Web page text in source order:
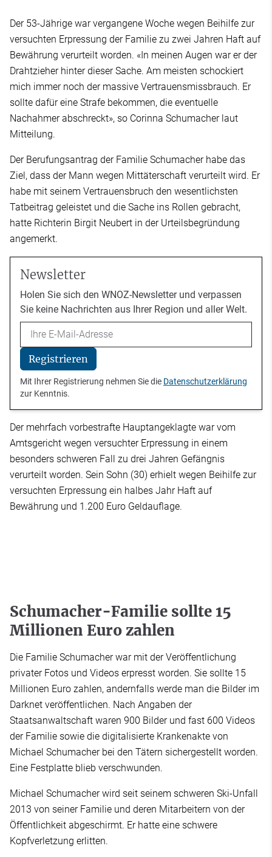
Der 53-Jährige war vergangene Woche wegen Beihilfe zur
versuchten Erpressung der Familie zu zwei Jahren Haft auf
Bewährung verurteilt worden. «In meinen Augen war er der
Drahtzieher hinter dieser Sache. Am meisten schockiert
mich immer noch der massive Vertrauensmissbrauch. Er
sollte dafür eine Strafe bekommen, die eventuelle
Nachahmer abschreckt», so Corinna Schumacher laut
Mitteilung.
Der Berufungsantrag der Familie Schumacher habe das
Ziel, dass der Mann wegen Mittäterschaft verurteilt wird. Er
habe mit seinem Vertrauensbruch den wesentlichsten
Tatbeitrag geleistet und die Sache ins Rollen gebracht,
hatte Richterin Birgit Neubert in der Urteilsbegründung
angemerkt.
Newsletter
Holen Sie sich den WNOZ-Newsletter und verpassen
Sie keine Nachrichten aus Ihrer Region und aller Welt.
Email
Registrieren
Mit Ihrer Registrierung nehmen Sie die Datenschutzerklärung
zur Kenntnis.
Der mehrfach vorbestrafte Hauptangeklagte war vom
Amtsgericht wegen versuchter Erpressung in einem
besonders schweren Fall zu drei Jahren Gefängnis
verurteilt worden. Sein Sohn (30) erhielt wegen Beihilfe zur
versuchten Erpressung ein halbes Jahr Haft auf
Bewährung und 1.200 Euro Geldauflage.
Schumacher-Familie sollte 15
Millionen Euro zahlen
Die Familie Schumacher war mit der Veröffentlichung
privater Fotos und Videos erpresst worden. Sie sollte 15
Millionen Euro zahlen, andernfalls werde man die Bilder im
Darknet veröffentlichen. Nach Angaben der
Staatsanwaltschaft waren 900 Bilder und fast 600 Videos
der Familie sowie die digitalisierte Krankenakte von
Michael Schumacher bei den Tätern sichergestellt worden.
Eine Festplatte blieb verschwunden.
Michael Schumacher wird seit seinem schweren Ski-Unfall
2013 von seiner Familie und deren Mitarbeitern von der
Öffentlichkeit abgeschirmt. Er hatte eine schwere
Kopfverletzung erlitten.